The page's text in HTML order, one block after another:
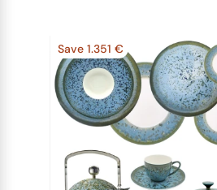
Save 1.351 €